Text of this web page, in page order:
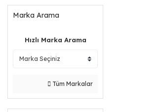
Marka Arama
Hızlı Marka Arama
Tüm Markalar